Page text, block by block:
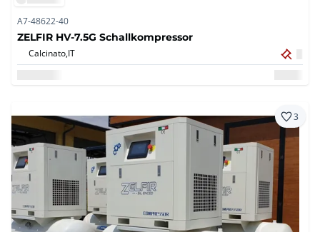
A7-48622-40
ZELFIR HV-7.5G Schallkompressor
Calcinato,IT
3